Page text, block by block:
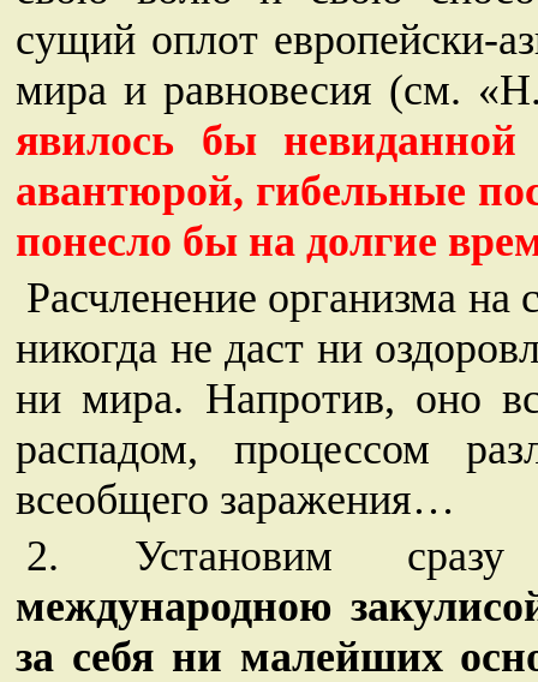
сущий оплот европейски-
мира и равновесия (см.
явилось бы
авантюрой, гибельные
понесло бы на долгие
Расчленение организма на
никогда не даст ни
ни мира. Напротив, оно
распадом, процессом
всеобщего заражения…
2. Установим
международною
за себя ни малейших